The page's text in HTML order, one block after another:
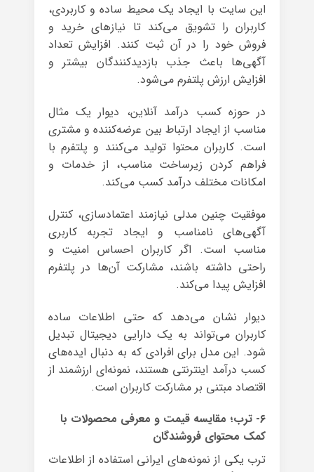
این سایت با ایجاد یک محیط ساده و کاربردی،
کاربران را تشویق می‌کند تا نیازهای خرید و
فروش خود را در آن ثبت کنند. افزایش تعداد
آگهی‌ها باعث جذب بازدیدکنندگان بیشتر و
افزایش ارزش پلتفرم می‌شود.
در حوزه کسب درآمد آنلاین، دیوار یک مثال
مناسب از ایجاد ارتباط بین عرضه‌کننده و مشتری
است. کاربران محتوا تولید می‌کنند و پلتفرم با
فراهم کردن زیرساخت مناسب، از خدمات و
امکانات مختلف درآمد کسب می‌کند.
موفقیت چنین مدلی نیازمند اعتمادسازی، کنترل
آگهی‌های نامناسب و ایجاد تجربه کاربری
مناسب است. اگر کاربران احساس امنیت و
راحتی داشته باشند، مشارکت آن‌ها در پلتفرم
افزایش پیدا می‌کند.
دیوار نشان می‌دهد که حتی اطلاعات ساده
کاربران می‌تواند به یک دارایی دیجیتال تبدیل
شود. این مدل برای افرادی که به دنبال ایده‌های
کسب درآمد اینترنتی هستند، نمونه‌ای ارزشمند از
اقتصاد مبتنی بر مشارکت کاربران است.
۶- ترب؛ مقایسه قیمت و معرفی محصولات با
کمک محتوای فروشندگان
ترب یکی از نمونه‌های ایرانی استفاده از اطلاعات